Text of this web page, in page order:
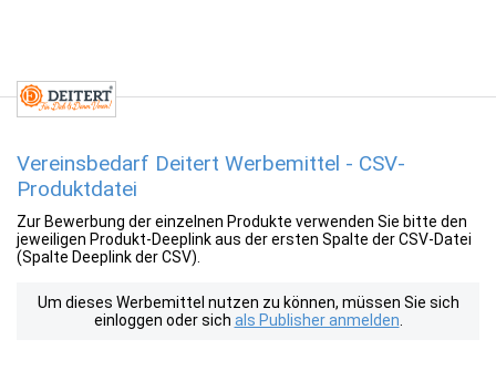
Vereinsbedarf Deitert Werbemittel - CSV-
Produktdatei
Zur Bewerbung der einzelnen Produkte verwenden Sie bitte den
jeweiligen Produkt-Deeplink aus der ersten Spalte der CSV-Datei
(Spalte Deeplink der CSV).
Um dieses Werbemittel nutzen zu können, müssen Sie sich
einloggen oder sich als Publisher anmelden